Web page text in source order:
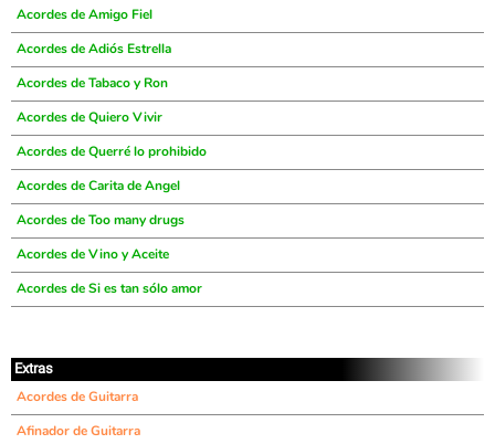
Acordes de Amigo Fiel
Acordes de Adiós Estrella
Acordes de Tabaco y Ron
Acordes de Quiero Vivir
Acordes de Querré lo prohibido
Acordes de Carita de Angel
Acordes de Too many drugs
Acordes de Vino y Aceite
Acordes de Si es tan sólo amor
Extras
Acordes de Guitarra
Afinador de Guitarra